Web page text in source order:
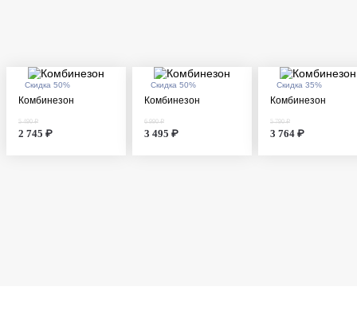
Скидка 50%
Комбинезон
5 490 ₽
2 745 ₽
Скидка 50%
Комбинезон
6 990 ₽
3 495 ₽
Скидка 35%
Комбинезон
5 790 ₽
3 764 ₽